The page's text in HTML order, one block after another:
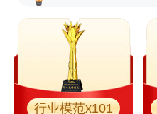
行业模范x101